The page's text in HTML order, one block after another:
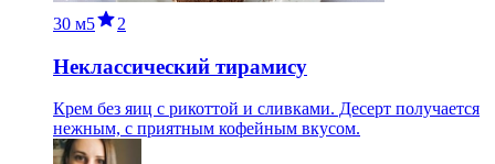
30 м5 2
Неклассический тирамису
Крем без яиц с рикоттой и сливками. Десерт получается
нежным, с приятным кофейным вкусом.